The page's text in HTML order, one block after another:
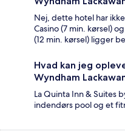
Nej, dette hotel har
Casino (7 min. kørsel)
(12 min. kørsel) ligger
Hvad kan jeg
Wyndham
La Quinta Inn & Suites
indendørs pool og et